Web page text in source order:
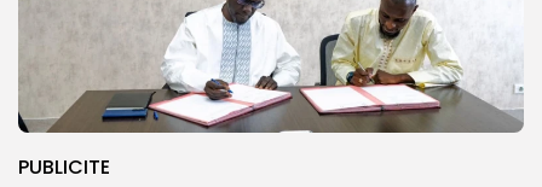
PUBLICITE